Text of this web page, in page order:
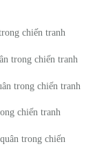
chiến tranh
trong chiến tranh
trong chiến tranh
chiến tranh
trong chiến